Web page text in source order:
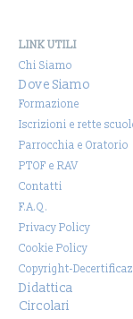
LINK UTILI
Chi Siamo
Dove Siamo
Formazione
Iscrizioni e rette
Parrocchia e Oratorio
PTOF e RAV
Contatti
F.A.Q.
Privacy Policy
Cookie Policy
Copyright-
Didattica
Circolari